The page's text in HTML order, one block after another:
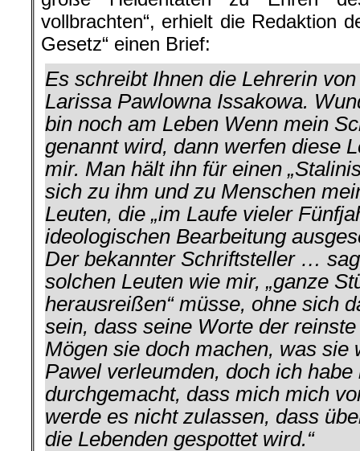
vollbrachten“, erhielt die Redaktion
Gesetz“ einen Brief:
Es schreibt Ihnen die Lehrerin
Larissa Pawlowna Issakowa.
bin noch am Leben Wenn mein
genannt wird, dann werfen diese
mir. Man hält ihn für einen
sich zu ihm und zu Menschen
Leuten, die „im Laufe vieler
ideologischen Bearbeitung
Der bekannter Schriftsteller …
solchen Leuten wie mir, „ganze
herausreißen“ müsse, ohne sich
sein, dass seine Worte der
Mögen sie doch machen, was sie
Pawel verleumden, doch ich
durchgemacht, dass mich mich
werde es nicht zulassen, dass
die Lebenden gespottet wird.“